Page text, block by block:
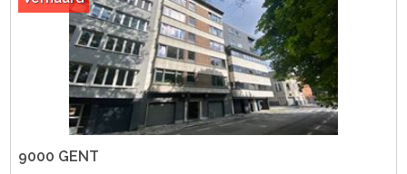
9000 GENT